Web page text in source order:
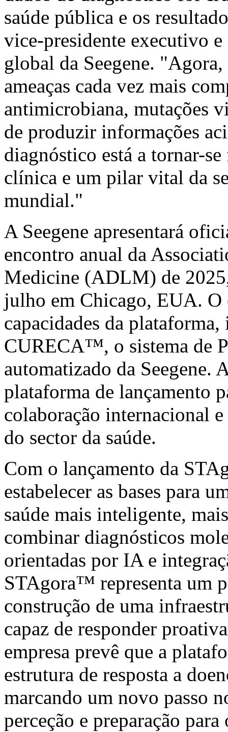
saúde pública e os
vice-presidente executivo
global da Seegene.
ameaças cada vez mais
antimicrobiana, mutações
de produzir informações
diagnóstico está a tornar-
clínica e um pilar vital da
mundial."
A Seegene apresentará
encontro anual da
Medicine (ADLM) de
julho em Chicago, EUA. O
capacidades da
CURECA™, o sistema de
automatizado da
plataforma de lançamento
colaboração internacional
do sector da saúde.
Com o lançamento da
estabelecer as bases para
saúde mais inteligente,
combinar diagnósticos
orientadas por IA e
STAgora™ representa um
construção de uma
capaz de responder
empresa prevê que a
estrutura de resposta a
marcando um novo passo
perceção e preparação